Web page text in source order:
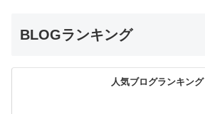
BLOGランキング
人気ブログランキング